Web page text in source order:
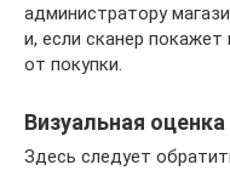
администратору
и, если сканер
от покупки.
Визуальная
Здесь следует